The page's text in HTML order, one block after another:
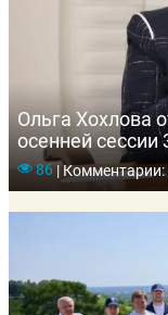
Ольга Хохлова
осенней сессии
86|Комментарии: